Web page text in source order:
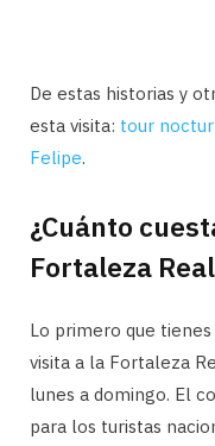
De estas historias y
esta visita: tour
Felipe.
¿Cuánto
Fortaleza
Lo primero que
visita a la Fortaleza
lunes a domingo. El
para los turistas